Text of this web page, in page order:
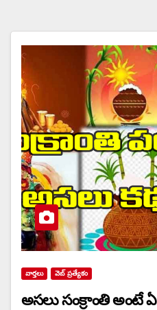
వార్త‌లు వెబ్ ప్రత్యేకం
అసలు సంక్రాంతి అంటే